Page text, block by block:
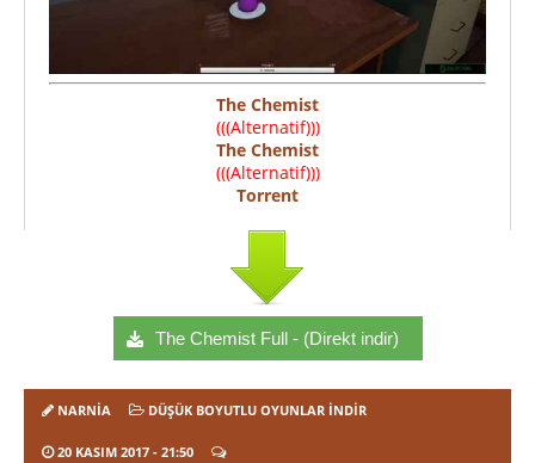
The Chemist
(((Alternatif)))
The Chemist
(((Alternatif)))
Torrent
The Chemist Full - (Direkt indir)
NARNIA DÜŞÜK BOYUTLU OYUNLAR İNDIR
20 KASIM 2017 - 21:50